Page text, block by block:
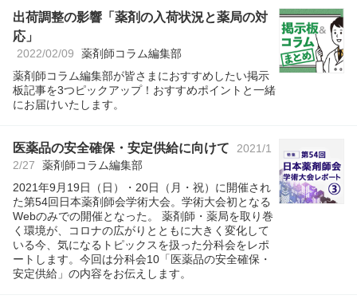
出荷調整の影響「薬剤の入荷状況と薬局の対
応」
2022/02/09 薬剤師コラム編集部
薬剤師コラム編集部が皆さまにおすすめしたい掲示
板記事を3つピックアップ！おすすめポイントと一緒
にお届けいたします。
医薬品の安全確保・安定供給に向けて
2021/1
2/27
薬剤師コラム編集部
2021年9月19日（日）・20日（月・祝）に開催され
た第54回日本薬剤師会学術大会。学術大会初となる
Webのみでの開催となった。 薬剤師・薬局を取り巻
く環境が、コロナの広がりとともに大きく変化して
いる今、気になるトピックスを扱った分科会をレポ
ートします。今回は分科会10「医薬品の安全確保・
安定供給」の内容をお伝えします。